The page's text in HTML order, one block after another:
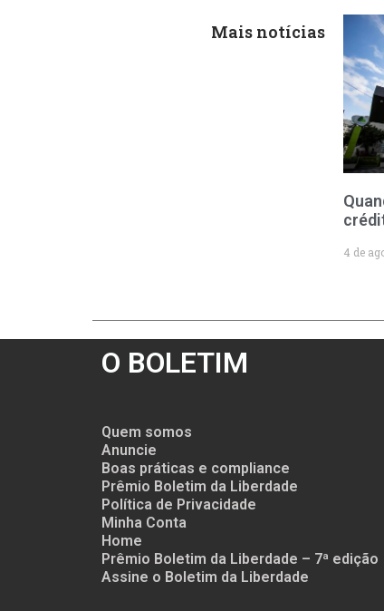
Mais notícias
4 de
O BOLETIM
Quem somos
Anuncie
Boas práticas e compliance
Prêmio Boletim da Liberdade
Política de Privacidade
Minha Conta
Home
Prêmio Boletim da Liberdade – 7ª edição
Assine o Boletim da Liberdade